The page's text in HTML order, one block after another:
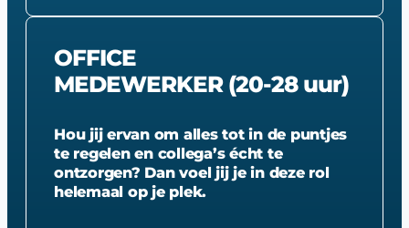
OFFICE
MEDEWERKER (20-28 uur)
Hou jij ervan om alles tot in de puntjes
te regelen en collega’s écht te
ontzorgen? Dan voel jij je in deze rol
helemaal op je plek.